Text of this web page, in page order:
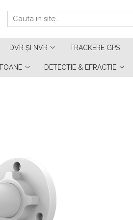
DVR ȘI NVR TRACKERE GPS
DETECTIE & EFRACTIE